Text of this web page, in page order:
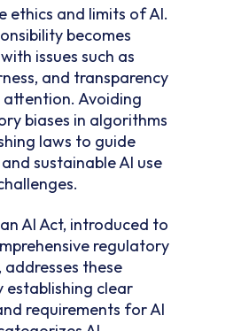
ethics and limits of AI.
becomes
issues such as
and transparency
Avoiding
biases in algorithms
laws to guide
sustainable AI use
AI Act, introduced to
regulatory
these
establishing clear
requirements for AI